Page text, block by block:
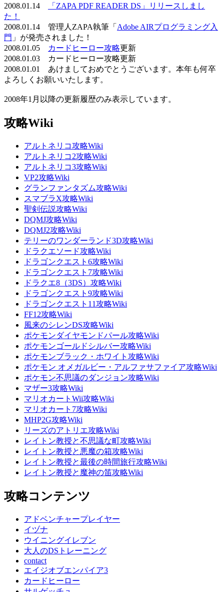
2008.01.14
「ZAPA PDF READER DS」リリースしまし
た！
2008.01.14 管理人ZAPA執筆「 Adobe AIRプログラミング入
門 」が発売されました！
2008.01.05
カードヒーロー攻略更新
2008.01.03 カードヒーロー攻略更新
2008.01.01 あけましておめでとうございます。本年も何卒
よろしくお願いいたします。
2008年1月以降の更新履歴のみ表示しています。
攻略Wiki
アルトネリコ攻略Wiki
アルトネリコ2攻略Wiki
アルトネリコ3攻略Wiki
VP2攻略Wiki
グランファンタズム攻略Wiki
スマブラX攻略Wiki
聖剣伝説攻略Wiki
DQMJ攻略Wiki
DQMJ2攻略Wiki
テリーのワンダーランド3D攻略Wiki
ドラクエソード攻略Wiki
ドラゴンクエスト6攻略Wiki
ドラゴンクエスト7攻略Wiki
ドラクエ8（3DS）攻略Wiki
ドラゴンクエスト9攻略Wiki
ドラゴンクエスト11攻略Wiki
FF12攻略Wiki
風来のシレンDS攻略Wiki
ポケモンダイヤモンドパール攻略Wiki
ポケモンゴールドシルバー攻略Wiki
ポケモンブラック・ホワイト攻略Wiki
ポケモン オメガルビー・アルファサファイア攻略Wiki
ポケモン不思議のダンジョン攻略Wiki
マザー3攻略Wiki
マリオカートWii攻略Wiki
マリオカート7攻略Wiki
MHP2G攻略Wiki
リーズのアトリエ攻略Wiki
レイトン教授と不思議な町攻略Wiki
レイトン教授と悪魔の箱攻略Wiki
レイトン教授と最後の時間旅行攻略Wiki
レイトン教授と魔神の笛攻略Wiki
攻略コンテンツ
アドベンチャープレイヤー
イヅナ
ウイニングイレブン
大人のDSトレーニング
contact
エイジオブエンパイア3
カードヒーロー